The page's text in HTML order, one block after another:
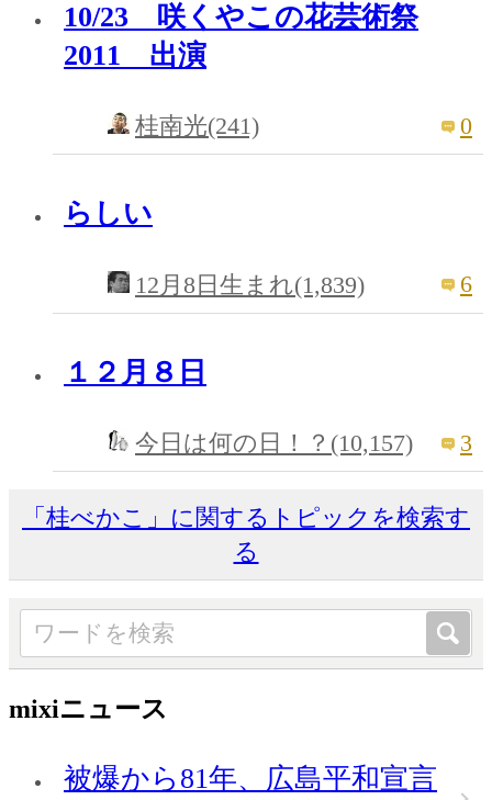
10/23 咲くやこの花芸術祭
2011 出演
桂南光(241) 0
らしい
12月8日生まれ(1,839) 6
１２月８日
今日は何の日！？(10,157) 3
「桂べかこ」に関するトピックを検索す
る
mixiニュース
被爆から81年、広島平和宣言